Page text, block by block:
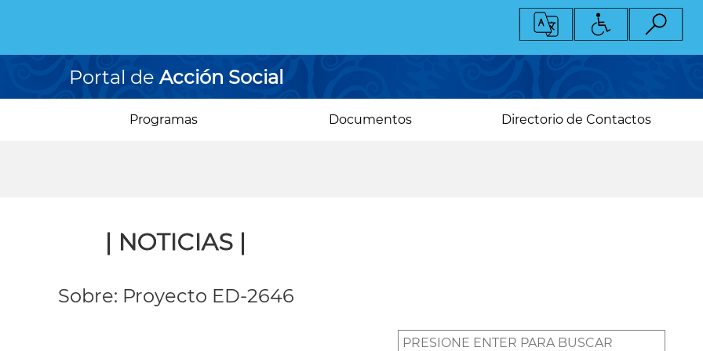
Portal de Acción Social
Programas Documentos Directorio de Contactos
| NOTICIAS |
Sobre: Proyecto ED-2646